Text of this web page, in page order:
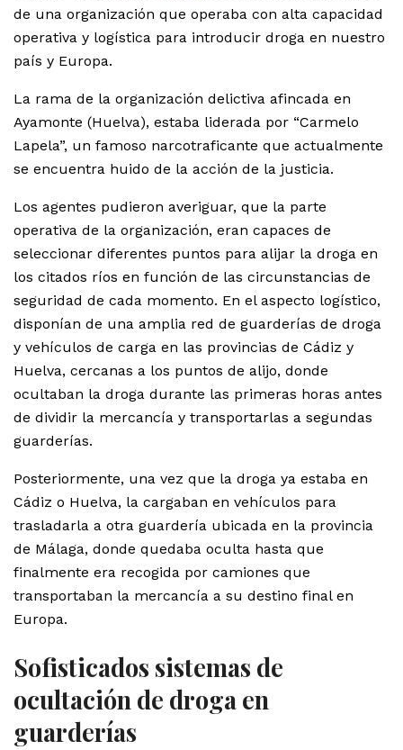
de una organización que operaba con alta capacidad
operativa y logística para introducir droga en nuestro
país y Europa.
La rama de la organización delictiva afincada en
Ayamonte (Huelva), estaba liderada por “Carmelo
Lapela”, un famoso narcotraficante que actualmente
se encuentra huido de la acción de la justicia.
Los agentes pudieron averiguar, que la parte
operativa de la organización, eran capaces de
seleccionar diferentes puntos para alijar la droga en
los citados ríos en función de las circunstancias de
seguridad de cada momento. En el aspecto logístico,
disponían de una amplia red de guarderías de droga
y vehículos de carga en las provincias de Cádiz y
Huelva, cercanas a los puntos de alijo, donde
ocultaban la droga durante las primeras horas antes
de dividir la mercancía y transportarlas a segundas
guarderías.
Posteriormente, una vez que la droga ya estaba en
Cádiz o Huelva, la cargaban en vehículos para
trasladarla a otra guardería ubicada en la provincia
de Málaga, donde quedaba oculta hasta que
finalmente era recogida por camiones que
transportaban la mercancía a su destino final en
Europa.
Sofisticados sistemas de
ocultación de droga en
guarderías